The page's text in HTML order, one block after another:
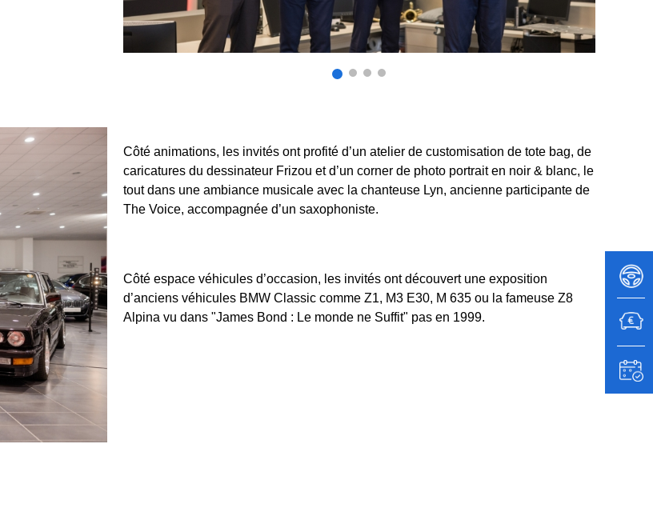
Côté animations, les invités ont profité d’un atelier de customisation de tote bag, de
caricatures du dessinateur Frizou et d’un corner de photo portrait en noir & blanc, le
tout dans une ambiance musicale avec la chanteuse Lyn, ancienne participante de
The Voice, accompagnée d’un saxophoniste.
Côté espace véhicules d’occasion, les invités ont découvert une exposition
d’anciens véhicules BMW Classic comme Z1, M3 E30, M 635 ou la fameuse Z8
Alpina vu dans "James Bond : Le monde ne Suffit" pas en 1999.